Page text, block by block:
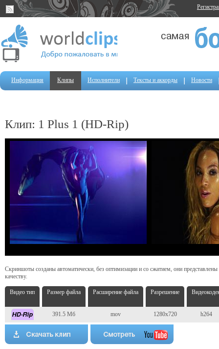
Информация Клипы Исполнители Тексты и аккорды Новости
Клип: 1 Plus 1 (HD-Rip)
Скриншоты созданы автоматически, без оптимизации и со сжатием, они
качеству.
Видео тип Размер файла Расширение файла Разрешение
391.5 Мб mov 1280x720 h264